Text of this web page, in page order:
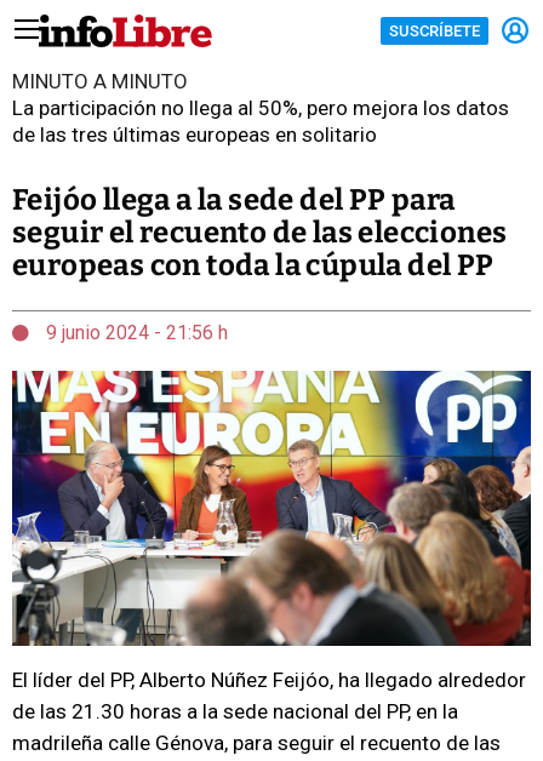
SUSCRÍBETE
MINUTO A MINUTO
La participación no llega al 50%, pero mejora los datos
de las tres últimas europeas en solitario
Feijóo llega a la sede del PP para
seguir el recuento de las elecciones
europeas con toda la cúpula del PP
9 junio 2024 - 21:56 h
El líder del PP, Alberto Núñez Feijóo, ha llegado alrededor
de las 21.30 horas a la sede nacional del PP, en la
madrileña calle Génova, para seguir el recuento de las